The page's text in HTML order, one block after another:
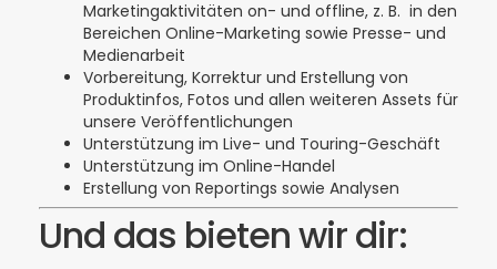
Marketingaktivitäten on- und offline, z. B. in den
Bereichen Online-Marketing sowie Presse- und
Medienarbeit
Vorbereitung, Korrektur und Erstellung von
Produktinfos, Fotos und allen weiteren Assets für
unsere Veröffentlichungen
Unterstützung im Live- und Touring-Geschäft
Unterstützung im Online-Handel
Erstellung von Reportings sowie Analysen
Und das bieten wir dir: